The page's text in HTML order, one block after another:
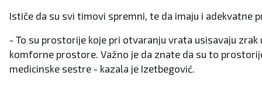
Ističe da su svi timovi spremni, te da imaju i adekvatne
- To su prostorije koje pri otvaranju vrata usisavaju
komforne prostore. Važno je da znate da su to
medicinske sestre - kazala je Izetbegović.